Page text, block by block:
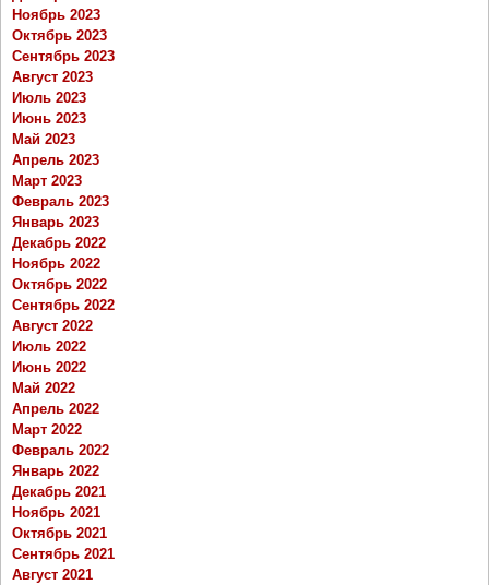
Ноябрь 2023
Октябрь 2023
Сентябрь 2023
Август 2023
Июль 2023
Июнь 2023
Май 2023
Апрель 2023
Март 2023
Февраль 2023
Январь 2023
Декабрь 2022
Ноябрь 2022
Октябрь 2022
Сентябрь 2022
Август 2022
Июль 2022
Июнь 2022
Май 2022
Апрель 2022
Март 2022
Февраль 2022
Январь 2022
Декабрь 2021
Ноябрь 2021
Октябрь 2021
Сентябрь 2021
Август 2021